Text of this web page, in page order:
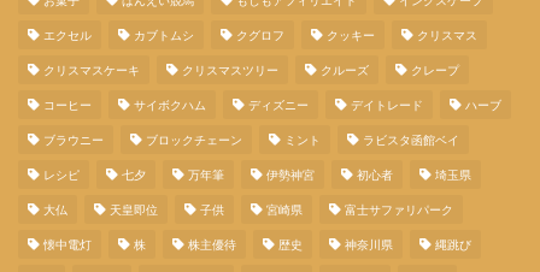
エクセル カブトムシ クグロフ クッキー クリスマス
クリスマスケーキ クリスマスツリー クルーズ クレープ
コーヒー サイボクハム ディズニー デイトレード ハーブ
ブラウニー ブロックチェーン ミント ラビスタ函館ベイ
レシピ 七夕 万年筆 伊勢神宮 初心者 埼玉県
大仏 天皇即位 子供 宮崎県 富士サファリパーク
懐中電灯 株 株主優待 歴史 神奈川県 縄跳び